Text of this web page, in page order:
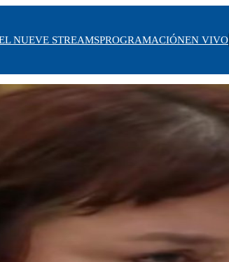
NUEVE STREAMSPROGRAMACIÓNEN VIVO